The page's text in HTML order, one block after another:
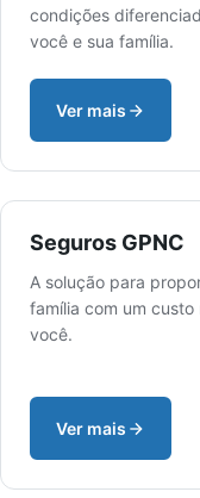
condições
você e sua família.
Ver mais
Seguros GPNC
A solução para
família com um custo
você.
Ver mais